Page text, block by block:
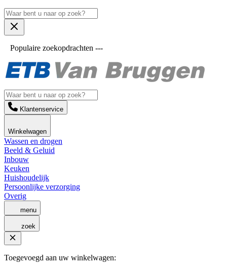
Populaire zoekopdrachten ---
Klantenservice
Winkelwagen
Wassen en drogen
Beeld & Geluid
Inbouw
Keuken
Huishoudelijk
Persoonlijke verzorging
Overig
menu
zoek
Toegevoegd aan uw winkelwagen: